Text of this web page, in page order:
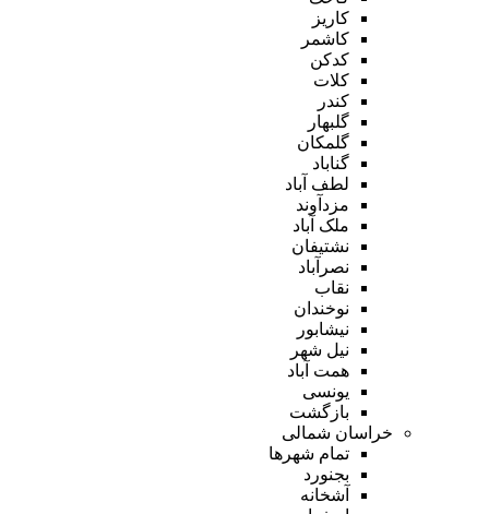
کاریز
کاشمر
کدکن
کلات
کندر
گلبهار
گلمکان
گناباد
لطف آباد
مزدآوند
ملک آباد
نشتیفان
نصرآباد
نقاب
نوخندان
نیشابور
نیل شهر
همت آباد
یونسی
بازگشت
خراسان شمالی
تمام شهر‌ها
بجنورد
آشخانه